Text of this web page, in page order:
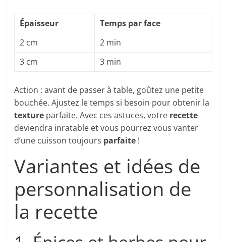
Épaisseur
Temps par face
2 cm
2 min
3 cm
3 min
Action : avant de passer à table, goûtez une petite
bouchée. Ajustez le temps si besoin pour obtenir la
texture parfaite. Avec ces astuces, votre recette
deviendra inratable et vous pourrez vous vanter
d’une cuisson toujours parfaite !
Variantes et idées de
personnalisation de
la recette